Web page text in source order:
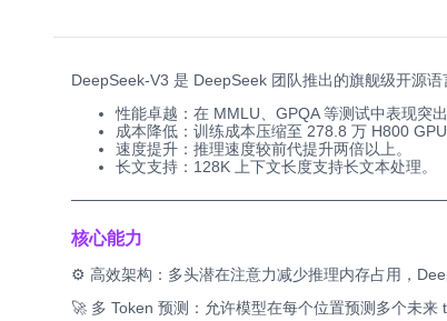
DeepSeek-V3 是 DeepSeek 团队推出的旗舰级开源
性能卓越：在 MMLU、GPQA 等测试中表现突
成本降低：训练成本压缩至 278.8 万 H800
速度提升：推理速度较前代提升两倍以上。
长文支持：128K 上下文长度支持长文本处理。
核心能力
⚙️ 高效架构：多头潜在注意力减少推理内存占用，
🚀 多 Token 预测：允许模型在每个位置预测多个未来